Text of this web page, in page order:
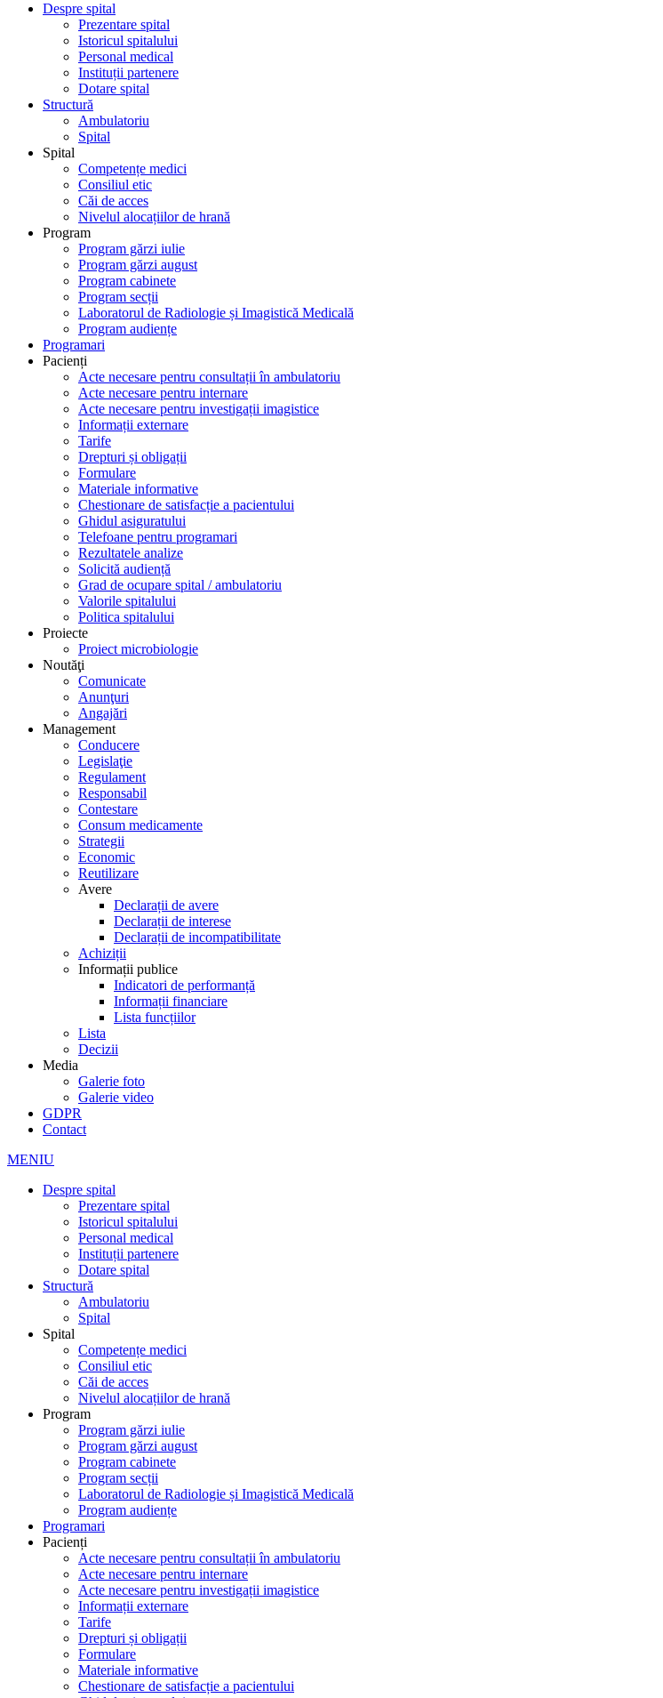
Despre spital
Prezentare spital
Istoricul spitalului
Personal medical
Instituții partenere
Dotare spital
Structură
Ambulatoriu
Spital
Spital
Competențe medici
Consiliul etic
Căi de acces
Nivelul alocațiilor de hrană
Program
Program gărzi iulie
Program gărzi august
Program cabinete
Program secții
Laboratorul de Radiologie și Imagistică Medicală
Program audiențe
Programari
Pacienți
Acte necesare pentru consultații în ambulatoriu
Acte necesare pentru internare
Acte necesare pentru investigații imagistice
Informații externare
Tarife
Drepturi și obligații
Formulare
Materiale informative
Chestionare de satisfacție a pacientului
Ghidul asiguratului
Telefoane pentru programari
Rezultatele analize
Solicită audiență
Grad de ocupare spital / ambulatoriu
Valorile spitalului
Politica spitalului
Proiecte
Proiect microbiologie
Noutăţi
Comunicate
Anunţuri
Angajări
Management
Conducere
Legislaţie
Regulament
Responsabil
Contestare
Consum medicamente
Strategii
Economic
Reutilizare
Avere
Declarații de avere
Declarații de interese
Declarații de incompatibilitate
Achiziții
Informații publice
Indicatori de performanță
Informații financiare
Lista funcțiilor
Lista
Decizii
Media
Galerie foto
Galerie video
GDPR
Contact
MENIU
Despre spital
Prezentare spital
Istoricul spitalului
Personal medical
Instituții partenere
Dotare spital
Structură
Ambulatoriu
Spital
Spital
Competențe medici
Consiliul etic
Căi de acces
Nivelul alocațiilor de hrană
Program
Program gărzi iulie
Program gărzi august
Program cabinete
Program secții
Laboratorul de Radiologie și Imagistică Medicală
Program audiențe
Programari
Pacienți
Acte necesare pentru consultații în ambulatoriu
Acte necesare pentru internare
Acte necesare pentru investigații imagistice
Informații externare
Tarife
Drepturi și obligații
Formulare
Materiale informative
Chestionare de satisfacție a pacientului